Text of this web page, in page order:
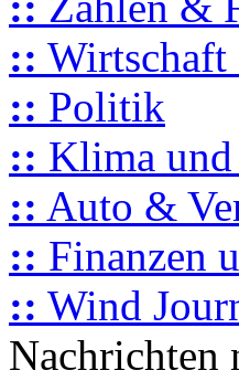
::
:: Politik
:: Klima
:: Auto &
:: Finanzen
:: Wind
Nachrichten